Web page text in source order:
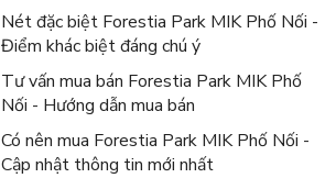
Nét đặc biệt Forestia Park MIK Phố Nối -
Điểm khác biệt đáng chú ý
Tư vấn mua bán Forestia Park MIK Phố
Nối - Hướng dẫn mua bán
Có nên mua Forestia Park MIK Phố Nối -
Cập nhật thông tin mới nhất